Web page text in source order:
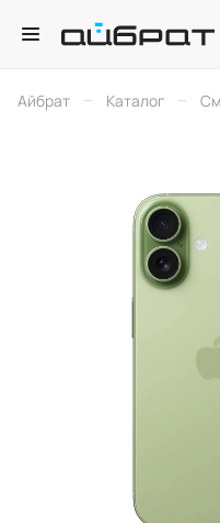
Айбрат – Каталог –